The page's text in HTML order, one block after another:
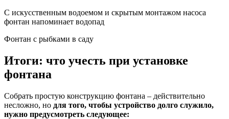
С искусственным водоемом и скрытым монтажом насоса
фонтан напоминает водопад
Фонтан с рыбками в саду
Итоги: что учесть при установке
фонтана
Собрать простую конструкцию фонтана – действительно
несложно, но для того, чтобы устройство долго служило,
нужно предусмотреть следующее: